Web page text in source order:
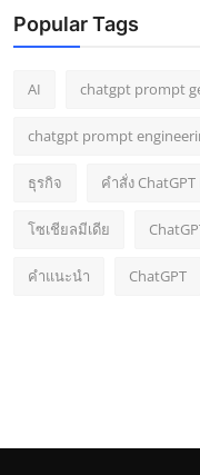
Popular Tags
AI chatgpt prompt
chatgpt prompt
ธุรกิจ คำสั่ง
โซเชียลมีเดีย
คำแนะนำ ChatGPT